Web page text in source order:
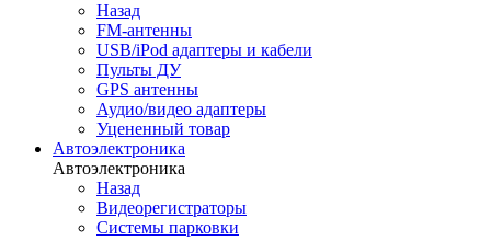
Назад
FM-антенны
USB/iPod адаптеры и кабели
Пульты ДУ
GPS антенны
Аудио/видео адаптеры
Уцененный товар
Автоэлектроника
Автоэлектроника
Назад
Видеорегистраторы
Системы парковки